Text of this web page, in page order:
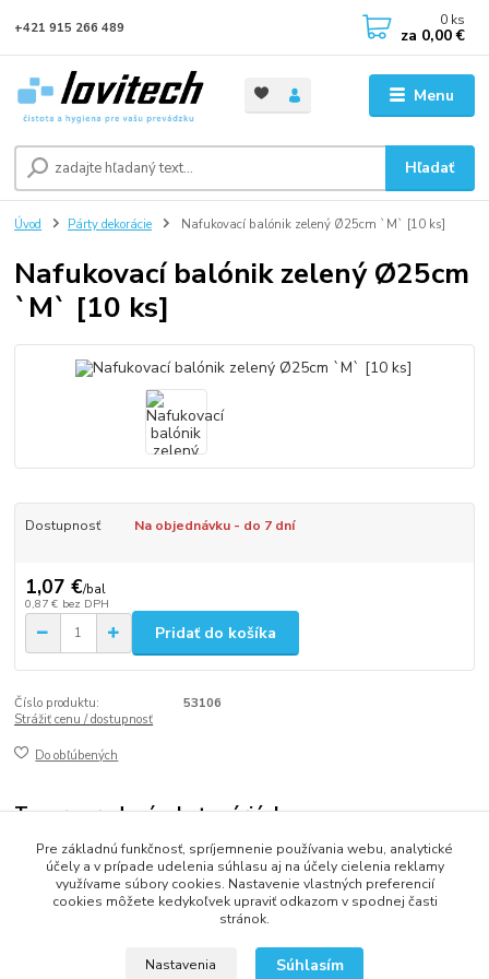
Menu
Hľadať
+421 915 266 489 0 ks
za 0,00 €
Úvod Párty dekorácie Nafukovací balónik zelený Ø25cm `M` [10 ks]
Nafukovací balónik zelený Ø25cm
`M` [10 ks]
Dostupnosť Na objednávku - do 7 dní
1,07 €/bal
0,87 € bez DPH
Pridať do košíka
Číslo produktu:
53106
Strážiť cenu / dostupnosť
Do obľúbených
Tovar zaradený v kategóriách
Párty dekorácie
2013 - 2025 LOVITECH, s.r.o. - Už 12 rokov s Vami...
Pre základnú funkčnosť, spríjemnenie používania webu, analytické
účely a v prípade udelenia súhlasu aj na účely cielenia reklamy
využívame súbory cookies. Nastavenie vlastných preferencií
cookies môžete kedykoľvek upraviť odkazom v spodnej časti
stránok.
Nastavenia Súhlasím